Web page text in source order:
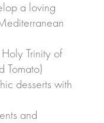
a loving
Trinity of
Tomato)
desserts with
and